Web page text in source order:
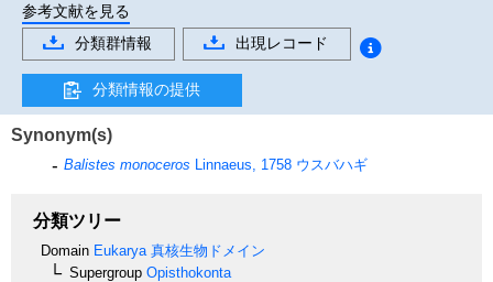
参考文献を見る
分類群情報
出現レコード
分類情報の提供
Synonym(s)
Balistes monoceros Linnaeus, 1758 ウスバハギ
分類ツリー
Domain Eukarya 真核生物ドメイン
Supergroup Opisthokonta